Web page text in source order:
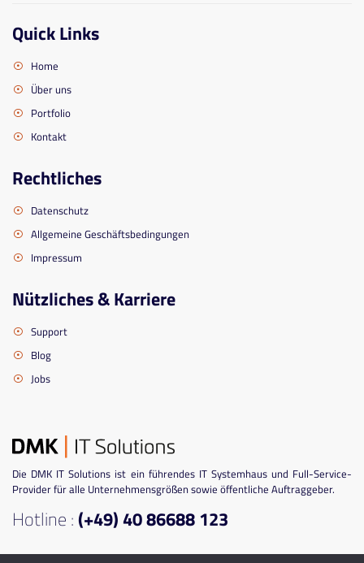
Die DMK IT Solutions ist ein führendes IT Systemhaus und Full-Service-
Provider für alle Unternehmensgrößen sowie öffentliche Auftraggeber.
Hotline :(+49) 40 86688 123
Quick Links
Home
Über uns
Portfolio
Kontakt
Rechtliches
Datenschutz
Allgemeine Geschäftsbedingungen
Impressum
Nützliches & Karriere
Support
Blog
Jobs